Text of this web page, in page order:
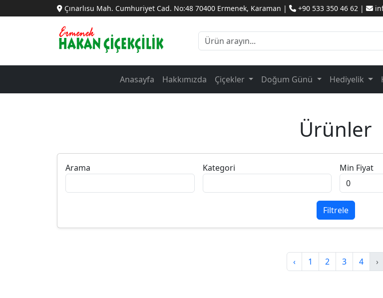
Çınarlısu Mah. Cumhuriyet Cad. No:48 70400 Ermenek, Karaman | +90 533 350 46 62 |
Anasayfa Hakkımızda Çiçekler Doğum Günü Hediyelik
Ürünler
Arama Kategori Min Fiyat
Filtrele
‹ 1 2 3 4 ›